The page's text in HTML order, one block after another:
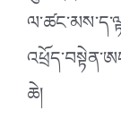
ཆེ།